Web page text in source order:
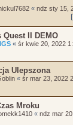
« ndz sty 15,
Quest II DEMO
« śr kwie 20, 2022
Ulepszona
« śr mar 23, 2022
Mroku
« ndz mar